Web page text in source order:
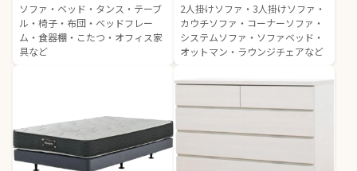
ソファ・ベッド・タンス・テーブ
ル・椅子・布団・ベッドフレー
ム・食器棚・こたつ・オフィス家
具など
2人掛けソファ・3人掛けソファ・
カウチソファ・コーナーソファ・
システムソファ・ソファベッド・
オットマン・ラウンジチェアなど